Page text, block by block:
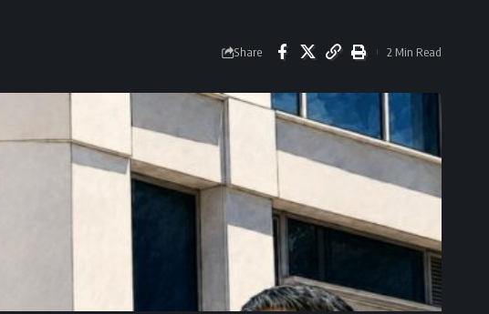
Share 2 Min Read